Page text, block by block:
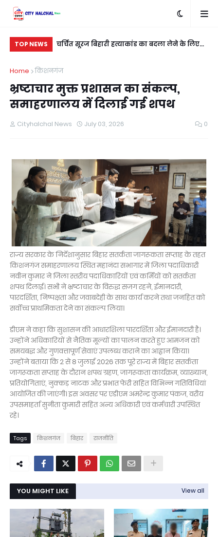
TOP NEWS
खेत से
चर्चित सूरज बिहारी हत्याकांड का बदला लेने के लिए
Home
किशनगंज
भ्रष्टाचार मुक्त प्रशासन का संकल्प,
समाहरणालय में दिलाई गई शपथ
Cityhalchal News July 03, 2026 0
राज्य सरकार के निर्देशानुसार बिहार सतर्कता जागरूकता सप्ताह के तहत
किशनगंज समाहरणालय स्थित महानंदा सभागार में जिला पदाधिकारी
नवीन कुमार ने जिला स्तरीय पदाधिकारियों एवं कर्मियों को सतर्कता
शपथ दिलाई। सभी ने भ्रष्टाचार के विरुद्ध सजग रहने, ईमानदारी,
पारदर्शिता, निष्पक्षता और जवाबदेही के साथ कार्य करने तथा जनहित को
सर्वोच्च प्राथमिकता देने का संकल्प लिया।
डीएम ने कहा कि सुशासन की आधारशिला पारदर्शिता और ईमानदारी है।
उन्होंने अधिकारियों से नैतिक मूल्यों का पालन करते हुए आमजन को
समयबद्ध और गुणवत्तापूर्ण सेवाएं उपलब्ध कराने का आह्वान किया।
उन्होंने बताया कि 2 से 8 जुलाई 2026 तक पूरे राज्य में बिहार सतर्कता
जागरूकता सप्ताह के दौरान शपथ ग्रहण, जागरूकता कार्यक्रम, व्याख्यान,
प्रतियोगिताएं, नुक्कड़ नाटक और प्रभात फेरी सहित विभिन्न गतिविधियां
आयोजित की जाएंगी। इस अवसर पर एडीएम अमरेन्द्र कुमार पंकज, वरीय
उपसमाहर्ता सुनीता कुमारी सहित अन्य अधिकारी एवं कर्मचारी उपस्थित
रहे।
Tags किशनगंज बिहार राजनीति
YOU MIGHT LIKE View all